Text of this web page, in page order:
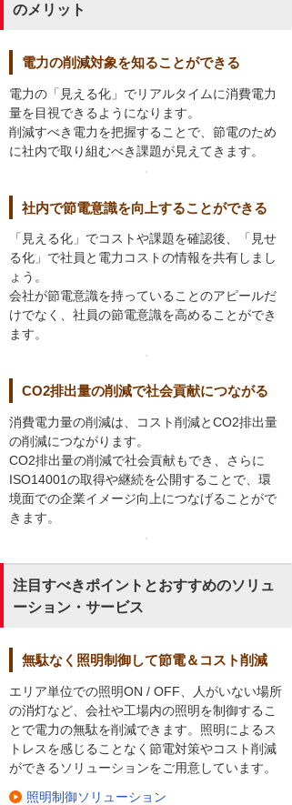
のメリット
電力の削減対象を知ることができる
電力の「見える化」でリアルタイムに消費電力
量を目視できるようになります。
削減すべき電力を把握することで、節電のため
に社内で取り組むべき課題が見えてきます。
社内で節電意識を向上することができる
「見える化」でコストや課題を確認後、「見せ
る化」で社員と電力コストの情報を共有しまし
ょう。
会社が節電意識を持っていることのアピールだ
けでなく、社員の節電意識を高めることができ
ます。
CO2排出量の削減で社会貢献につながる
消費電力量の削減は、コスト削減とCO2排出量
の削減につながります。
CO2排出量の削減で社会貢献もでき、さらに
ISO14001の取得や継続を公開することで、環
境面での企業イメージ向上につなげることがで
きます。
注目すべきポイントとおすすめのソリュ
ーション・サービス
無駄なく照明制御して節電＆コスト削減
エリア単位での照明ON / OFF、人がいない場所
の消灯など、会社や工場内の照明を制御するこ
とで電力の無駄を削減できます。照明によるス
トレスを感じることなく節電対策やコスト削減
ができるソリューションをご用意しています。
照明制御ソリューション